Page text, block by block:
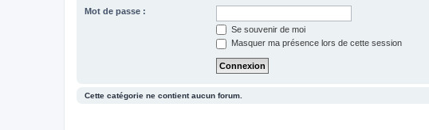
Mot de passe :
Se souvenir de moi
Masquer ma présence lors de cette session
Cette catégorie ne contient aucun forum.